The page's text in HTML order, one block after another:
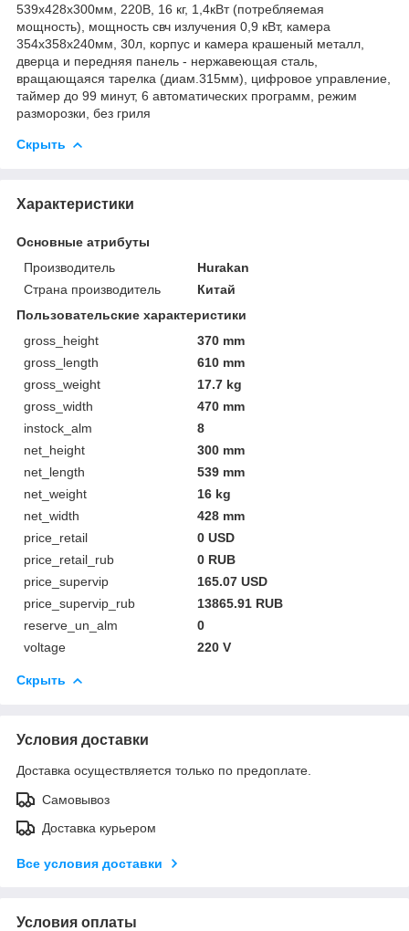
539x428x300мм, 220В, 16 кг, 1,4кВт (потребляемая
мощность), мощность свч излучения 0,9 кВт, камера
354x358x240мм, 30л, корпус и камера крашеный металл,
дверца и передняя панель - нержавеющая сталь,
вращающаяся тарелка (диам.315мм), цифровое управление,
таймер до 99 минут, 6 автоматических программ, режим
разморозки, без гриля
Скрыть
Характеристики
Основные атрибуты
Производитель
Hurakan
Страна производитель
Китай
Пользовательские характеристики
gross_height
370 mm
gross_length
610 mm
gross_weight
17.7 kg
gross_width
470 mm
instock_alm
8
net_height
300 mm
net_length
539 mm
net_weight
16 kg
net_width
428 mm
price_retail
0 USD
price_retail_rub
0 RUB
price_supervip
165.07 USD
price_supervip_rub
13865.91 RUB
reserve_un_alm
0
voltage
220 V
Скрыть
Условия доставки
Доставка осуществляется только по предоплате.
Самовывоз
Доставка курьером
Все условия доставки
Условия оплаты